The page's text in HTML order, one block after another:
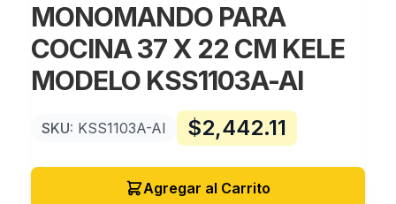
MONOMANDO PARA
COCINA 37 X 22 CM KELE
MODELO KSS1103A-AI
SKU: KSS1103A-AI $2,442.11
Agregar al Carrito